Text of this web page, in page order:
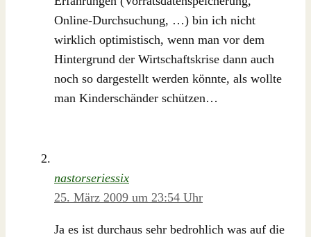
Online-Durchsuchung, …) bin ich nicht
wirklich optimistisch, wenn man vor dem
Hintergrund der Wirtschaftskrise dann auch
noch so dargestellt werden könnte, als wollte
man Kinderschänder schützen…
nastorseriessix
25. März 2009 um 23:54 Uhr
Ja es ist durchaus sehr bedrohlich was auf die